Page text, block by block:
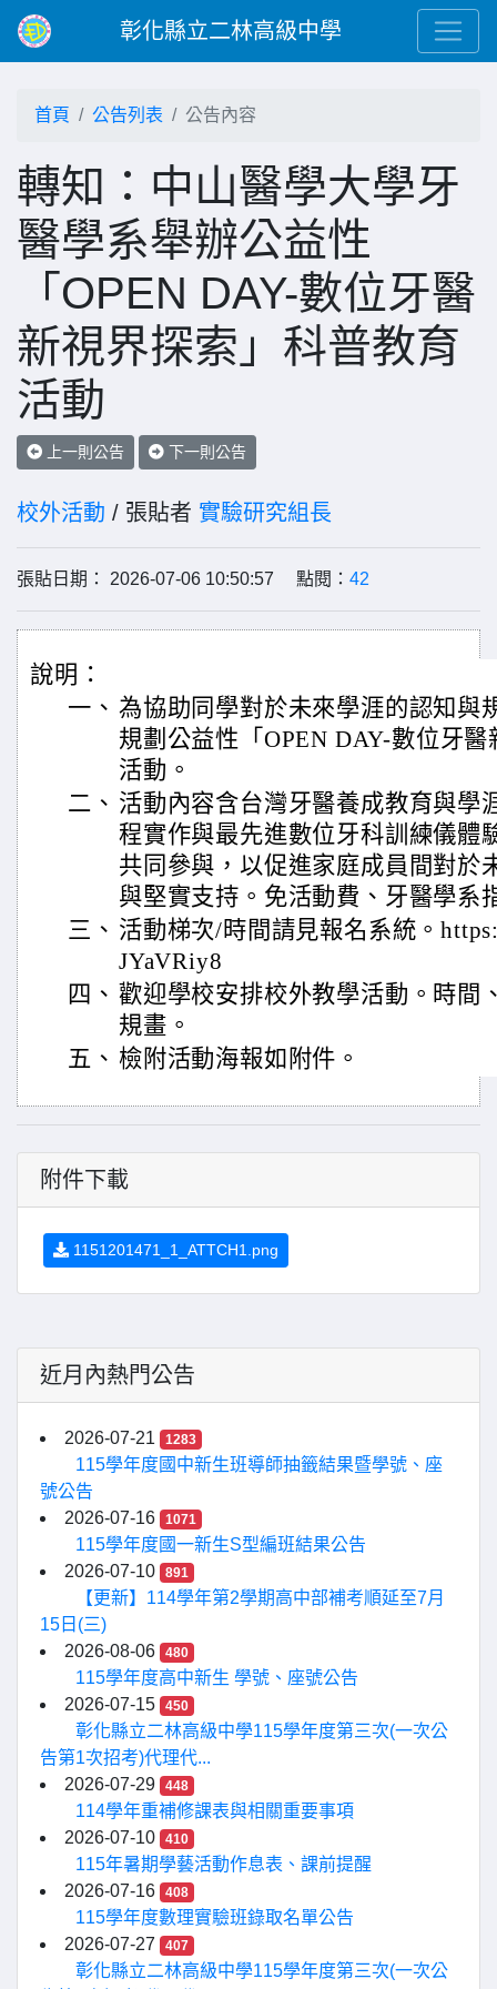
彰化縣立二林高級中學
首頁 公告列表 公告內容
轉知：中山醫學大學牙
醫學系舉辦公益性
「OPEN DAY-數位牙醫
新視界探索」科普教育
活動
上一則公告 下一則公告
校外活動 / 張貼者 實驗研究組長
張貼日期： 2026-07-06 10:50:57 點閱： 42
說明：
一、 為協助同學對於未來學涯的認知與
規劃公益性「OPEN DAY-數位牙
活動。
二、 活動內容含台灣牙醫養成教育與學
程實作與最先進數位牙科訓練儀體
共同參與，以促進家庭成員間對於
與堅實支持。免活動費、牙醫學系
三、 活動梯次/時間請見報名系統。
JYaVRiy8
四、 歡迎學校安排校外教學活動。時間
規畫。
五、 檢附活動海報如附件。
附件下載
1151201471_1_ATTCH1.png
近月內熱門公告
2026-07-21 1283
115學年度國中新生班導師抽籤結果暨學號、座
號公告
2026-07-16
1071
115學年度國一新生S型編班結果公告
2026-07-10
891
【更新】114學年第2學期高中部補考順延至7月
15日(三)
2026-08-06
480
115學年度高中新生 學號、座號公告
2026-07-15
450
彰化縣立二林高級中學115學年度第三次(一次公
告第1次招考)代理代...
2026-07-29
448
114學年重補修課表與相關重要事項
2026-07-10
410
115年暑期學藝活動作息表、課前提醒
2026-07-16
408
115學年度數理實驗班錄取名單公告
2026-07-27
407
彰化縣立二林高級中學115學年度第三次(一次公